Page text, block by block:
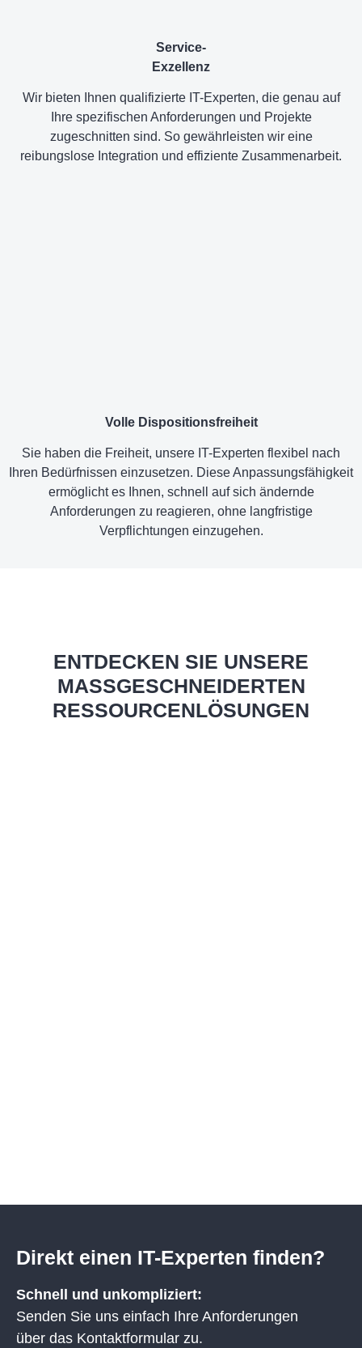
Service-
Exzellenz
Wir bieten Ihnen qualifizierte IT-Experten, die genau auf
Ihre spezifischen Anforderungen und Projekte
zugeschnitten sind. So gewährleisten wir eine
reibungslose Integration und effiziente Zusammenarbeit.
Volle Dispositionsfreiheit
Sie haben die Freiheit, unsere IT-Experten flexibel nach
Ihren Bedürfnissen einzusetzen. Diese Anpassungsfähigkeit
ermöglicht es Ihnen, schnell auf sich ändernde
Anforderungen zu reagieren, ohne langfristige
Verpflichtungen einzugehen.
ENTDECKEN SIE UNSERE
MASSGESCHNEIDERTEN R
ESSOURCENLÖSUNGEN
Direkt einen IT-Experten finden?
Schnell und unkompliziert:
Senden Sie uns einfach Ihre Anforderungen
über das Kontaktformular zu.